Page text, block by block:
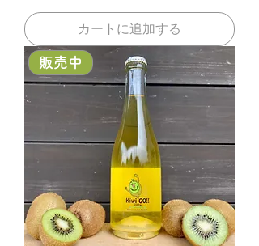
カートに追加する
販売中